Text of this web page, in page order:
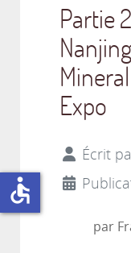
Partie
Expo
Écrit
par
accessible